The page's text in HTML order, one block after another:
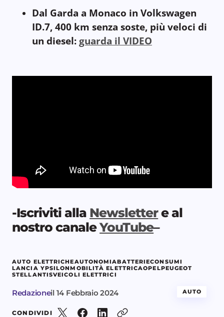
Dal Garda a Monaco in Volkswagen
ID.7, 400 km senza soste, più veloci di
un diesel: guarda il VIDEO
-Iscriviti alla Newslettere al
nostro canaleYouTube–
AUTO ELETTRICHEAUTONOMIABATTERIECONSUMI
LANCIA YPSILONMOBILITÀ ELETTRICAOPELPEUGEOT
STELLANTISVEICOLI ELETTRICI
Redazioneil 14 Febbraio 2024 AUTO
CONDIVIDI